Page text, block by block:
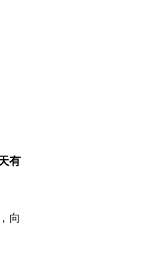
有
向